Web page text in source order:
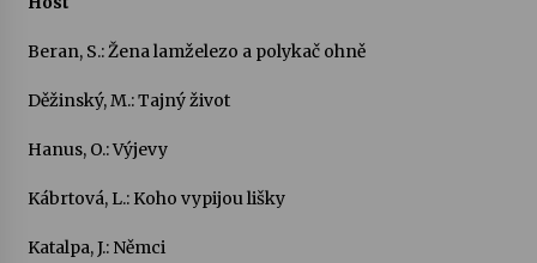
Beran, S.: Žena lamželezo a polykač ohně
Děžinský, M.: Tajný život
Hanus, O.: Výjevy
Kábrtová, L.: Koho vypijou lišky
Katalpa, J.: Němci